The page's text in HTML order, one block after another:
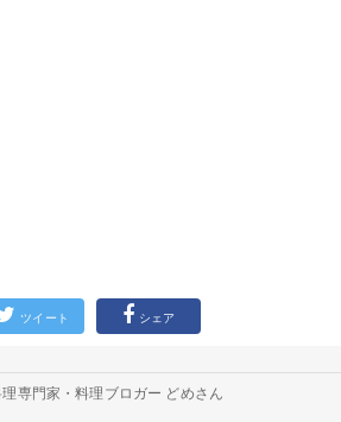
ツイート シェア
理専門家・料理ブロガー どめさん